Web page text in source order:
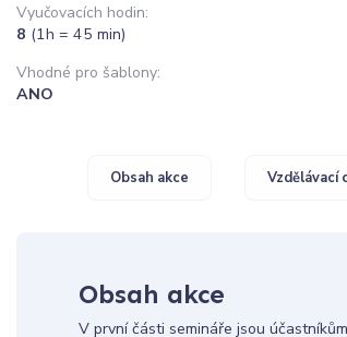
Vyučovacích hodin:
8 (1h = 45 min)
Vhodné pro šablony:
ANO
Obsah akce Vzdělávací
Obsah akce
V první části semináře jsou